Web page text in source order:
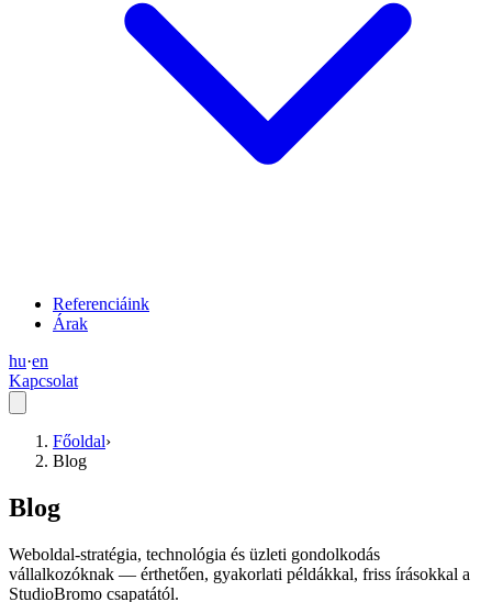
Referenciáink
Árak
hu·en
Kapcsolat
Főoldal›
Blog
Blog
Weboldal-stratégia, technológia és üzleti gondolkodás
vállalkozóknak — érthetően, gyakorlati példákkal, friss írásokkal a
StudioBromo csapatától.